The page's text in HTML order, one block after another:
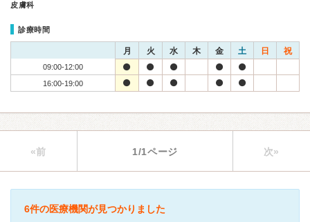
皮膚科
診療時間
月 火 水 木 金 土 日 祝
09:00-12:00
16:00-19:00
«前 1/1ページ 次»
6件の医療機関が見つかりました